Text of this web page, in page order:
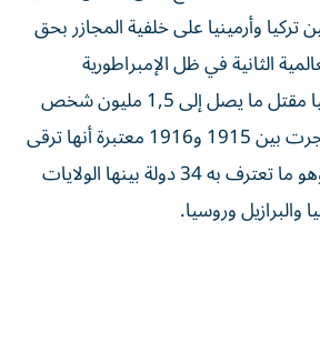
تركيا وأرمينيا على خلفية المجازر بحق
الثانية في ظل الإمبراطورية
العثمانية. وتؤكد أرمينيا مقتل ما يصل إلى 1,5 مليون شخص
في هذه الفظائع التي جرت بين 1915 و1916 معتبرة أنها ترقى
إلى «إبادة جماعية»، وهو ما تعترف به 34 دولة بينها الولايات
والبرازيل وروسيا.